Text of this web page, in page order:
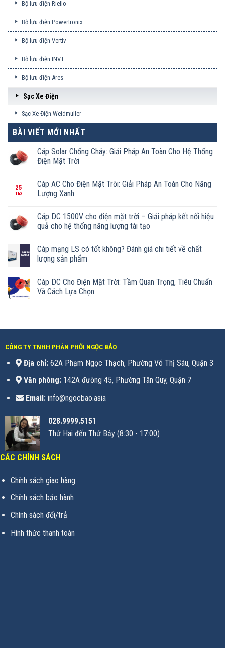
Bộ lưu điện Riello
Bộ lưu điện Powertronix
Bộ lưu điện Vertiv
Bộ lưu điện INVT
Bộ lưu điện Ares
Sạc Xe Điện
Sạc Xe Điện Weidmuller
BÀI VIẾT MỚI NHẤT
Cáp Solar Chống Cháy: Giải Pháp An Toàn Cho Hệ Thống
Điện Mặt Trời
25
Th3
Cáp AC Cho Điện Mặt Trời: Giải Pháp An Toàn Cho Năng
Lượng Xanh
Cáp DC 1500V cho điện mặt trời – Giải pháp kết nối hiệu
quả cho hệ thống năng lượng tái tạo
Cáp mạng LS có tốt không? Đánh giá chi tiết về chất
lượng sản phẩm
Cáp DC Cho Điện Mặt Trời: Tầm Quan Trọng, Tiêu Chuẩn
Và Cách Lựa Chọn
CÔNG TY TNHH PHÂN PHỐI NGỌC BẢO
Địa chỉ:62A Phạm Ngọc Thạch, Phường Võ Thị Sáu, Quận 3
Văn phòng:142A đường 45, Phường Tân Quy, Quận 7
Email:info@ngocbao.asia
028.9999.5151
Thứ Hai đến Thứ Bảy (8:30 - 17:00)
CÁC CHÍNH SÁCH
Chính sách giao hàng
Chính sách bảo hành
Chính sách đổi/trả
Hình thức thanh toán